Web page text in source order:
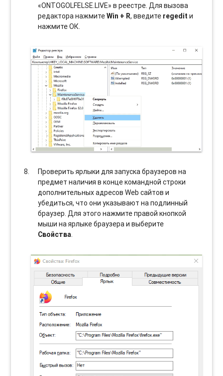
«ONTOGOLFELSE.LIVE» в реестре. Для вызова
редактора нажмитеWin + R, введите regedit и
нажмите ОК.
Проверить ярлыки для запуска браузеров на
предмет наличия в конце командной строки
дополнительных адресов Web сайтов и
убедиться, что они указывают на подлинный
браузер. Для этого нажмите правой кнопкой
мыши на ярлыке браузера и выберите
Свойства.